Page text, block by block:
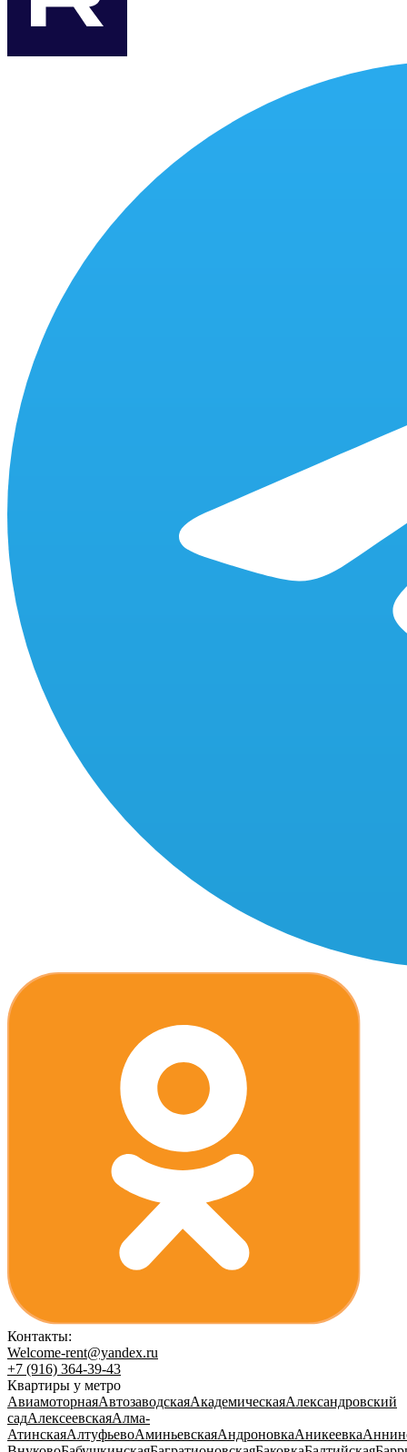
Контакты:
Welcome-rent@yandex.ru
+7 (916) 364-39-43
Квартиры у метро
АвиамоторнаяАвтозаводскаяАкадемическаяАлександровский
садАлексеевскаяАлма-
АтинскаяАлтуфьевоАминьевскаяАндроновкаАникеевка